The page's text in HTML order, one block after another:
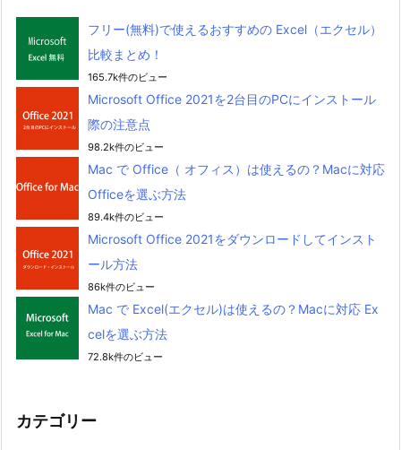
フリー(無料)で使えるおすすめの Excel（エクセル）
比較まとめ！
165.7k件のビュー
Microsoft Office 2021を2台目のPCにインストール
際の注意点
98.2k件のビュー
Mac で Office（ オフィス）は使えるの？Macに対応
Officeを選ぶ方法
89.4k件のビュー
Microsoft Office 2021をダウンロードしてインスト
ール方法
86k件のビュー
Mac で Excel(エクセル)は使えるの？Macに対応 Ex
celを選ぶ方法
72.8k件のビュー
カテゴリー